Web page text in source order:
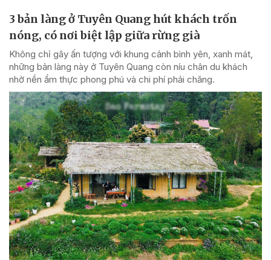
3 bản làng ở Tuyên Quang hút khách trốn
nóng, có nơi biệt lập giữa rừng già
Không chỉ gây ấn tượng với khung cảnh bình yên, xanh mát,
những bản làng này ở Tuyên Quang còn níu chân du khách
nhờ nền ẩm thực phong phú và chi phí phải chăng.